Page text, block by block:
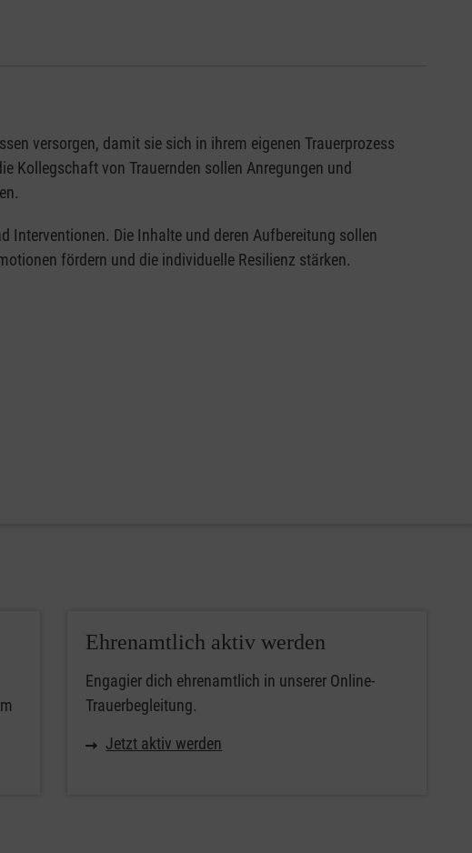
versorgen, damit sie sich in ihrem eigenen Trauerprozess
Kollegschaft von Trauernden sollen Anregungen und
Interventionen. Die Inhalte und deren Aufbereitung sollen
fördern und die individuelle Resilienz stärken.
Ehrenamtlich aktiv werden
Engagier dich ehrenamtlich in unserer Online-
Trauerbegleitung.
Jetzt aktiv werden